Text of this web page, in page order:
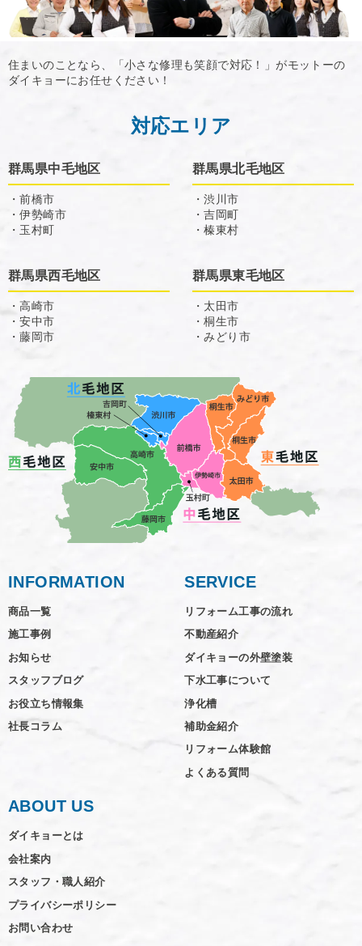
住まいのことなら、「小さな修理も笑顔で対応！」がモットーの
ダイキョーにお任せください！
対応エリア
群馬県中毛地区
・前橋市
・伊勢崎市
・玉村町
群馬県北毛地区
・渋川市
・吉岡町
・榛東村
群馬県西毛地区
・高崎市
・安中市
・藤岡市
群馬県東毛地区
・太田市
・桐生市
・みどり市
INFORMATION
商品一覧
施工事例
お知らせ
スタッフブログ
お役立ち情報集
社長コラム
SERVICE
リフォーム工事の流れ
不動産紹介
ダイキョーの外壁塗装
下水工事について
浄化槽
補助金紹介
リフォーム体験館
よくある質問
ABOUT US
ダイキョーとは
会社案内
スタッフ・職人紹介
プライバシーポリシー
お問い合わせ